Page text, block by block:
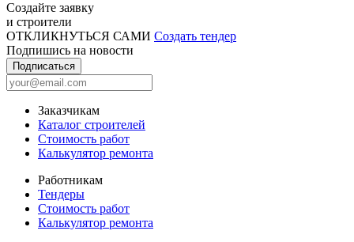
Создайте заявку
и строители
ОТКЛИКНУТЬСЯ САМИ Создать тендер
Подпишись на новости
Подписаться
Заказчикам
Каталог строителей
Стоимость работ
Калькулятор ремонта
Работникам
Тендеры
Стоимость работ
Калькулятор ремонта